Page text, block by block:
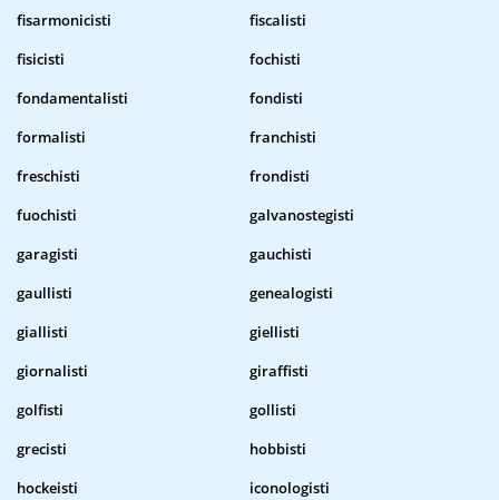
fisarmonicisti
fiscalisti
fisicisti
fochisti
fondamentalisti
fondisti
formalisti
franchisti
freschisti
frondisti
fuochisti
galvanostegisti
garagisti
gauchisti
gaullisti
genealogisti
giallisti
giellisti
giornalisti
giraffisti
golfisti
gollisti
grecisti
hobbisti
hockeisti
iconologisti